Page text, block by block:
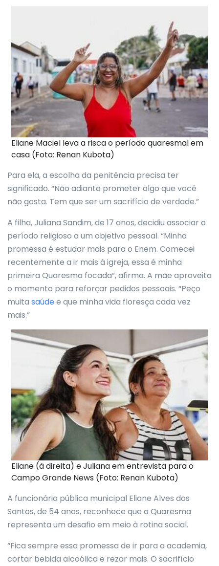
Eliane Maciel leva a risca o período quaresmal em
casa (Foto: Renan Kubota)
Para ela, a escolha da penitência precisa ter
significado. “Não adianta prometer algo que você
não gosta. Tem que ser um sacrifício de verdade.”
A filha, Juliana Sandim, de 17 anos, decidiu associar o
período religioso a um objetivo pessoal. “Minha
promessa é estudar mais para o Enem. Comecei
recentemente a ir mais à igreja, essa é minha
primeira Quaresma focada”, afirma. A mãe aproveita
o momento para reforçar pedidos pessoais. “Peço
muita saúdee que minha vida floresça cada vez
mais.”
Eliane (à direita) e Juliana em entrevista para o
Campo Grande News (Foto: Renan Kubota)
A funcionária pública municipal Eliane Alves dos
Santos, de 54 anos, reconhece que a Quaresma
representa um desafio em meio à rotina social.
“Fica sempre essa promessa de ir para a academia,
cortar bebida alcoólica e rezar mais. O sacrifício